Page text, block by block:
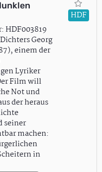
HDF003819
Georg
einem der
Lyriker
Film will
Not und
der heraus
seiner
machen:
in
HDF